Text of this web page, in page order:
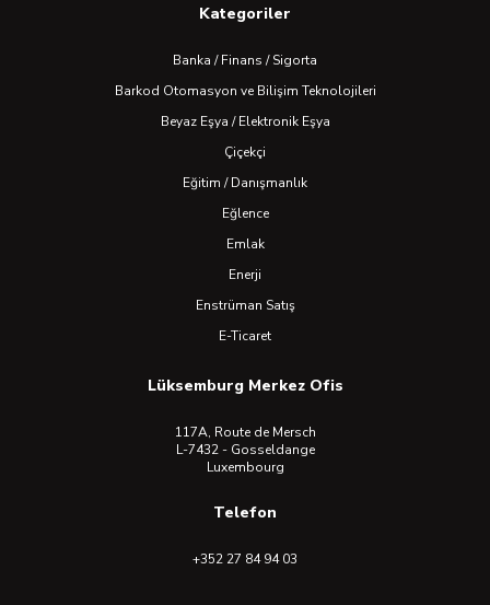
Kategoriler
Banka / Finans / Sigorta
Barkod Otomasyon ve Bilişim Teknolojileri
Beyaz Eşya / Elektronik Eşya
Çiçekçi
Eğitim / Danışmanlık
Eğlence
Emlak
Enerji
Enstrüman Satış
E-Ticaret
Lüksemburg Merkez Ofis
117A, Route de Mersch
L-7432 - Gosseldange
Luxembourg
Telefon
+352 27 84 94 03